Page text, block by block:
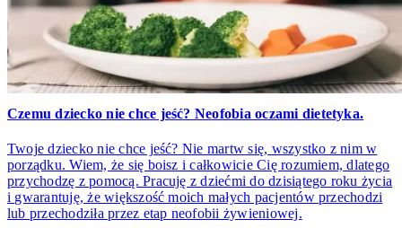
Czemu dziecko nie chce jeść? Neofobia oczami dietetyka.
Twoje dziecko nie chce jeść? Nie martw się, wszystko z nim w
porządku. Wiem, że się boisz i całkowicie Cię rozumiem, dlatego
przychodzę z pomocą. Pracuję z dziećmi do dzisiątego roku życia
i gwarantuję, że większość moich małych pacjentów przechodzi
lub przechodziła przez etap neofobii żywieniowej.